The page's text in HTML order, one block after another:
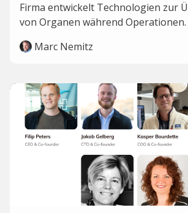
Firma entwickelt Technologien zur
von Organen während Operationen.
Marc Nemitz